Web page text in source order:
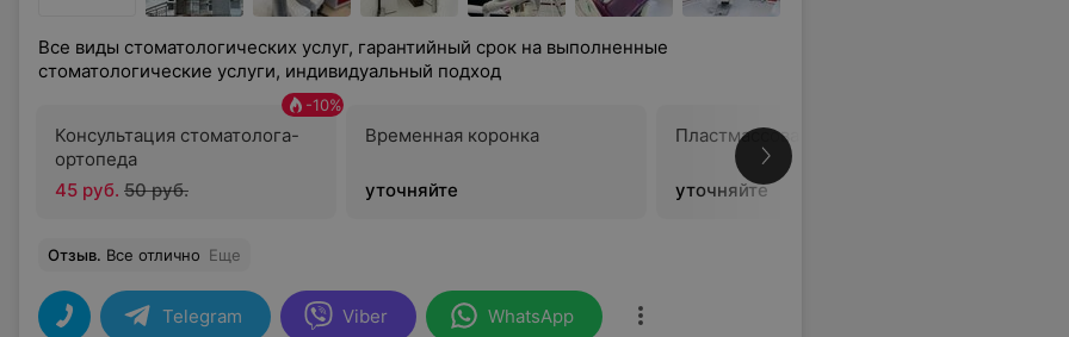
Все виды стоматологических услуг, гарантийный срок на выполненные
стоматологические услуги, индивидуальный подход
Консультация стоматолога-
ортопеда
-10%
45 руб. 50 руб.
Временная коронка
уточняйте
Пластмассовая коронка
уточняйте
Отзыв. Все отлично Еще
Telegram Viber WhatsApp